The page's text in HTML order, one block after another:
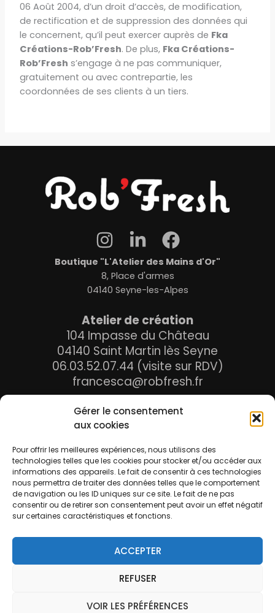
Gérer le consentement
aux cookies
Pour offrir les meilleures expériences, nous utilisons des
technologies telles que les cookies pour stocker et/ou accéder aux
informations des appareils. Le fait de consentir à ces technologies
nous permettra de traiter des données telles que le comportement
de navigation ou les ID uniques sur ce site. Le fait de ne pas
consentir ou de retirer son consentement peut avoir un effet négatif
sur certaines caractéristiques et fonctions.
ACCEPTER
REFUSER
VOIR LES PRÉFÉRENCES
06 Août 2004, d’un droit d’accès, de modification,
de rectification et de suppression des données qui
le concernent, qu’il peut exercer auprès de Fka
Créations-Rob’Fresh. De plus, Fka Créations-
Rob’Fresh s’engage à ne pas communiquer,
gratuitement ou avec contrepartie, les
coordonnées de ses clients à un tiers.
Boutique "L'Atelier des Mains d'Or"
8, Place d'armes
04140 Seyne-les-Alpes
Atelier de création
104 Impasse du Château
04140 Saint Martin lès Seyne
06.03.52.07.44 (visite sur RDV)
francesca@robfresh.fr
Ma boutique
Panier
Mon compte
Liste de souhaits
Mes valeurs
La presse en parle
Contact
© 2025 | Francesca Provenzano
générales|Conditions générales de vente